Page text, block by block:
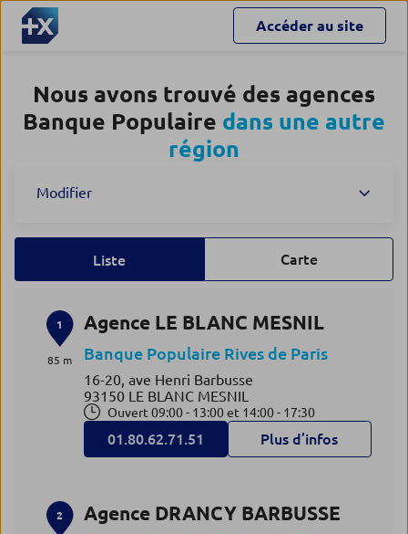
Accéder au site
Nous avons trouvé des agences
Banque Populaire dans une autre
région
Modifier
Liste Carte
1
85 m
Agence LE BLANC MESNIL
Banque Populaire Rives de Paris
16-20, ave Henri Barbusse
93150 LE BLANC MESNIL
Ouvert 09:00 - 13:00 et 14:00 - 17:30
01.80.62.71.51 Plus d’infos
2 Agence DRANCY BARBUSSE